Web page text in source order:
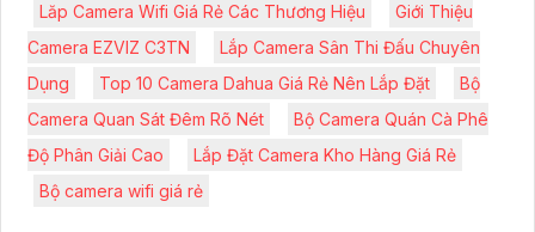
Lăp Camera Wifi Giá Rẻ Các Thương Hiệu
Giới Thiệu
Camera EZVIZ C3TN
Lắp Camera Sân Thi Đấu Chuyên
Dụng
Top 10 Camera Dahua Giá Rẻ Nên Lắp Đặt
Bộ
Camera Quan Sát Đêm Rõ Nét
Bộ Camera Quán Cà Phê
Độ Phân Giải Cao
Lắp Đặt Camera Kho Hàng Giá Rẻ
Bộ camera wifi giá rẻ